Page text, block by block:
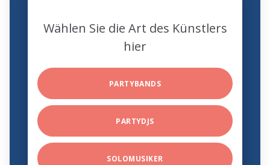
Wählen Sie die Art des Künstlers
hier
PARTYBANDS
PARTYDJS
SOLOMUSIKER